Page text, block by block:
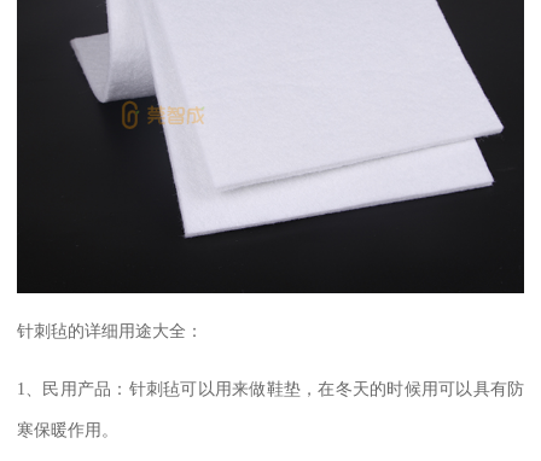
针刺毡的详细用途大全：
1 、民用产品： 针刺毡可以用来做鞋垫，在冬天的时候用可以具有防
寒保暖作用。